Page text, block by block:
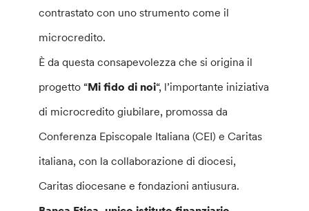
contrastato con uno strumento come il
microcredito.
È da questa consapevolezza che si origina il
progetto “Mi fido di noi“, l’importante iniziativa
di microcredito giubilare, promossa da
Conferenza Episcopale Italiana (CEI) e Caritas
italiana, con la collaborazione di diocesi,
Caritas diocesane e fondazioni antiusura.